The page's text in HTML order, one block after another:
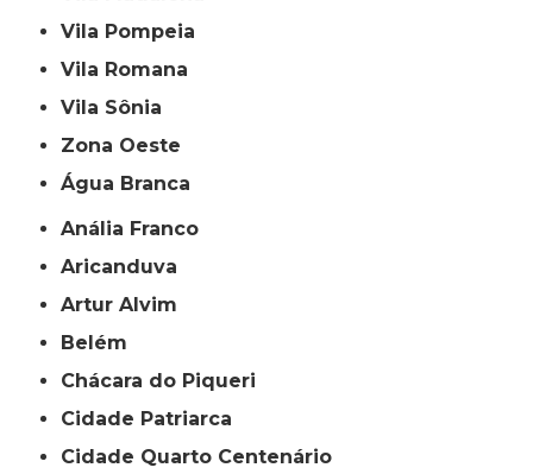
Vila Pompeia
Vila Romana
Vila Sônia
Zona Oeste
Água Branca
Anália Franco
Aricanduva
Artur Alvim
Belém
Chácara do Piqueri
Cidade Patriarca
Cidade Quarto Centenário